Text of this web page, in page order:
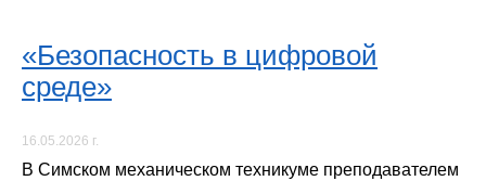
«Безопасность в цифровой
среде»
16.05.2026 г.
В Симском механическом техникуме преподавателем